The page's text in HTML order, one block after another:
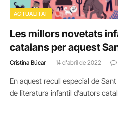
ACTUALITAT
Les millors novetats
catalans per aquest
Cristina Búcar 14 d'abril de 2022
En aquest recull especial de
de literatura infantil d’autors